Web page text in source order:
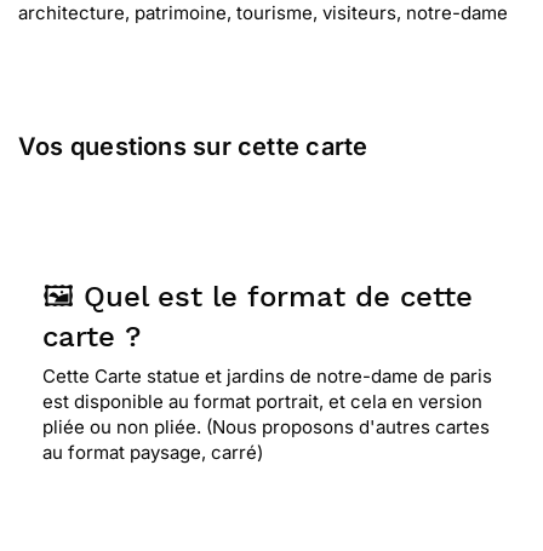
architecture, patrimoine, tourisme, visiteurs, notre-dame
Vos questions sur cette carte
🖼️ Quel est le format de cette
carte ?
Cette Carte statue et jardins de notre-dame de paris
est disponible au format portrait, et cela en version
pliée ou non pliée. (Nous proposons d'autres cartes
au format paysage, carré)